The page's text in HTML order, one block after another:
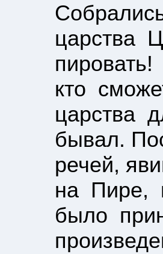
царства
кто
царства
бывал.
речей,
на Пире,
было